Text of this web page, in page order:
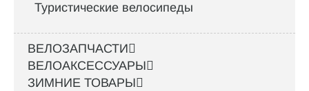
Туристические велосипеды
ВЕЛОЗАПЧАСТИ
ВЕЛОАКСЕССУАРЫ
ЗИМНИЕ ТОВАРЫ